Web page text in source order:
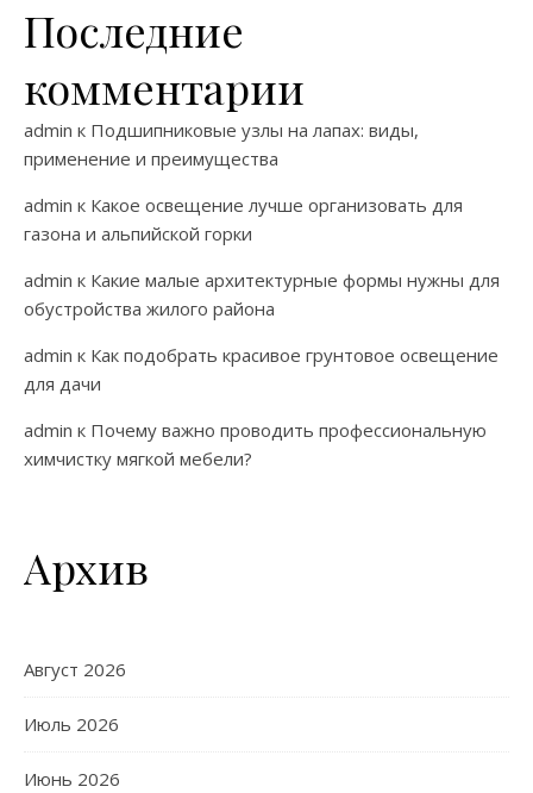
Последние
комментарии
admin к Подшипниковые узлы на лапах: виды,
применение и преимущества
admin к Какое освещение лучше организовать для
газона и альпийской горки
admin к Какие малые архитектурные формы нужны для
обустройства жилого района
admin к Как подобрать красивое грунтовое освещение
для дачи
admin к Почему важно проводить профессиональную
химчистку мягкой мебели?
Архив
Август 2026
Июль 2026
Июнь 2026